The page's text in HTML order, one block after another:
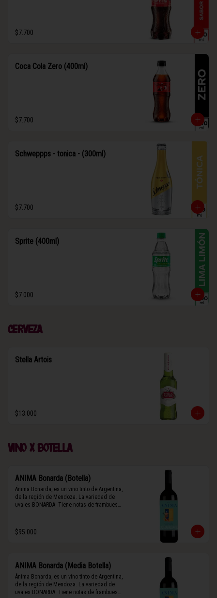
$7.700
Coca Cola Zero (400ml)
$7.700
Schweppps - tonica - (300ml)
$7.700
Sprite (400ml)
$7.000
Cerveza
Stella Artois
$13.000
Vino x botella
ANIMA Bonarda (Botella)
Ánima Bonarda, es un vino tinto de Argentina,
de la región de Mendoza. La variedad de
uva es BONARDA. Tiene notas de frambuesa
por barrica por 3 meses.
$95.000
ANIMA Bonarda (Media Botella)
Ánima Bonarda, es un vino tinto de Argentina,
de la región de Mendoza. La variedad de
uva es BONARDA. Tiene notas de frambuesa